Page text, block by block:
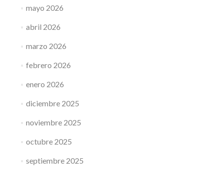
mayo 2026
abril 2026
marzo 2026
febrero 2026
enero 2026
diciembre 2025
noviembre 2025
octubre 2025
septiembre 2025